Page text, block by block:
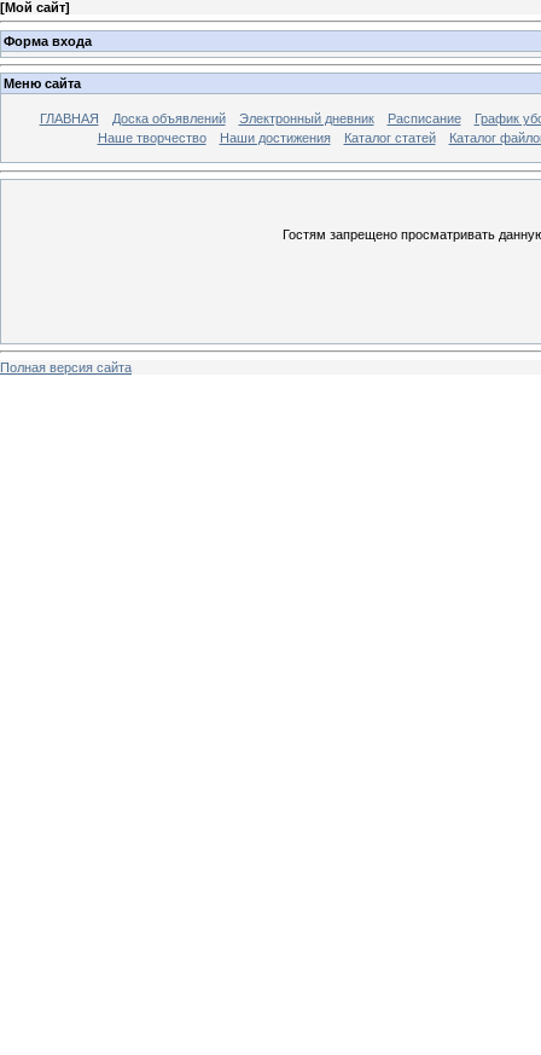
[Мой сайт]
Форма входа
Меню сайта
ГЛАВНАЯ Доска объявлений Электронный дневник Расписание
График
Наше творчество
Наши достижения Каталог статей Каталог
Гостям запрещено просматривать
Полная версия сайта